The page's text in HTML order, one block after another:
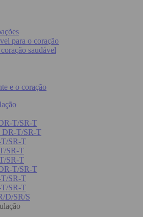
para o coração
saudável
e o coração
T/SR-T
DR-T/SR-T
SR-T
SR-T
SR-T
T/SR-T
SR-T
SR-T
D/SR/S